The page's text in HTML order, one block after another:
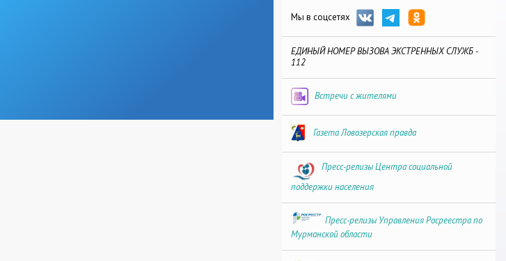
Мы в соцсетях
ЕДИНЫЙ НОМЕР ВЫЗОВА ЭКСТРЕННЫХ СЛУЖБ -
112
Встречи с жителями
Газета Ловозерская правда
Пресс-релизы Центра социальной
поддержки населения
Пресс-релизы Управления Росреестра по
Мурманской области